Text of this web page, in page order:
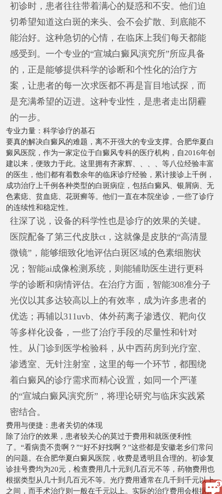
初诊时，患者往往带着满心的疑惑和不安。他们迫
切希望知道这白斑的来头、会不会扩散、到底能不
能治好。这种急切的心情，在临床上我们每天都能
感受到。一个专业的“宣城白癜风演究所”所应具备
的，正是能够提供科学的诊断和个性化的治疗方
案，让患者的每一次求医都不再是盲目地试探，而
是充满希望的迈进。这种专业性，是患者走出阴霾
的一步。
专业力量：科学诊疗的基石
要真的解决白癜风的难题，离不开强大的专业支撑。合肥华夏白
癜风医院，作为一家定位于白癜风专科的医疗机构，自2016年创
建以来，便致力于此。这里拥有齐家辉、、、、等八位经验丰富
的医生，他们都有着数余年的临床诊疗经验，累计接诊上千例，
成功治疗上千例各种类型的白斑病症，包括白癜风、银屑病、无
色素痣、贫血痣、花斑癣等。他们一直在本院坐诊，一些了诊疗
的连续性和稳定性。
往深了说，设备的科学性也是诊疗的效果的关键。
医院配备了第三代皮肤ct，这就像是皮肤的“高清显
微镜”，能够细致化地评估白斑区域的色素细胞状
况；智能ai成像检测系统，则能辅助医生进行更科
学的诊断和病情评估。在治疗方面，智能308准分子
光仪以其多达较高以上的有效率，成为许多患者的
优选；再辅以311uvb、体外药离子渗透仪、靶向仪
等多样化设备，一些了治疗手段的尽量性和针对
性。从门诊到医学检验科，从中西药房到光疗室、
渗透室、无针注射室，这里的每一个环节，都围绕
着白癜风的诊疗需求而精心设置，如同一个严谨
的“宣城白癜风演究所”，将理论研究与临床实践紧
密结合。
费用与便捷：患者关切的体现
除了治疗的效果，患者较关心的莫过于费用和就医便利性
了。“看病贵不贵啊？”“好不好找啊？”这些都是安徽老乡们常问
的问题。在合肥华夏白癜风医院，收费是透明且合理的。初诊复
诊挂号费均为20元，检查费用几十元到几百元不等，药物费用也
根据类型从几十到几百元不等。光疗费用通常在几千到千元以上
之间，而手术治疗则一般在千元以上。实际的治疗费用会根据患